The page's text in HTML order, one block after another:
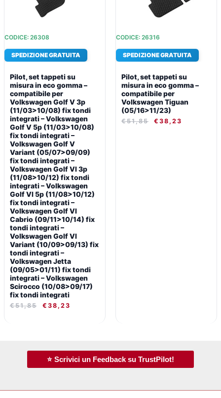
CODICE: 26308
SPEDIZIONE GRATUITA
Pilot, set tappeti su
misura in eco gomma –
compatibile per
Volkswagen Golf V 3p
(11/03>10/08) fix tondi
integrati – Volkswagen
Golf V 5p (11/03>10/08)
fix tondi integrati –
Volkswagen Golf V
Variant (05/07>09/09)
fix tondi integrati –
Volkswagen Golf VI 3p
(11/08>10/12) fix tondi
integrati – Volkswagen
Golf VI 5p (11/08>10/12)
fix tondi integrati –
Volkswagen Golf VI
Cabrio (09/11>10/14) fix
tondi integrati –
Volkswagen Golf VI
Variant (10/09>09/13) fix
tondi integrati –
Volkswagen Jetta
(09/05>01/11) fix tondi
integrati – Volkswagen
Scirocco (10/08>09/17)
fix tondi integrati
€51,85 € 38,23
CODICE: 26316
SPEDIZIONE GRATUITA
Pilot, set tappeti su
misura in eco gomma –
compatibile per
Volkswagen Tiguan
(05/16>11/23)
€51,85 € 38,23
⭐ Scrivici un Feedback su TrustPilot!